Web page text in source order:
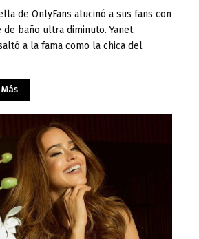
de OnlyFans alucinó a sus fans con
de baño ultra diminuto. Yanet
a la fama como la chica del